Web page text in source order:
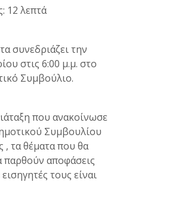
12 λεπτά
συνεδριάζει την
στις 6:00 μ.μ. στο
Συμβούλιο.
που ανακοίνωσε
Συμβουλίου
τα θέματα που θα
παρθούν αποφάσεις
τους είναι